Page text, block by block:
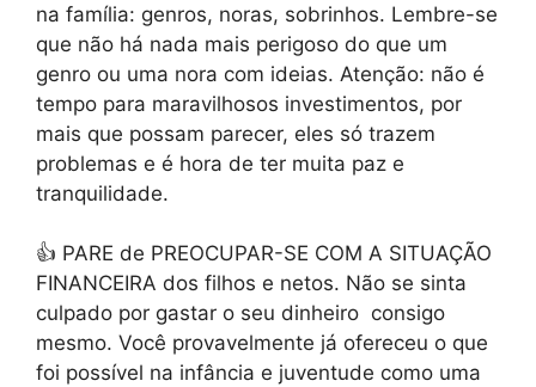
na família: genros, noras, sobrinhos. Lembre-se
que não há nada mais perigoso do que um
genro ou uma nora com ideias. Atenção: não é
tempo para maravilhosos investimentos, por
mais que possam parecer, eles só trazem
problemas e é hora de ter muita paz e
tranquilidade.
👍 PARE de PREOCUPAR-SE COM A SITUAÇÃO
FINANCEIRA dos filhos e netos. Não se sinta
culpado por gastar o seu dinheiro consigo
mesmo. Você provavelmente já ofereceu o que
foi possível na infância e juventude como uma